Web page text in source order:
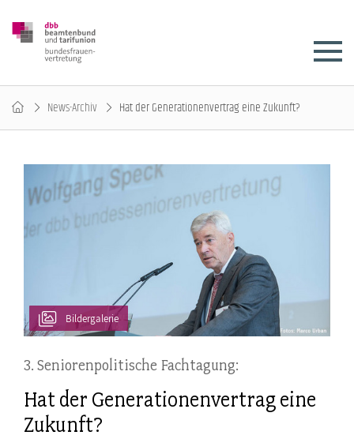
News-Archiv Hat der Generationenvertrag eine Zukunft?
Bildergalerie
3. Seniorenpolitische Fachtagung:
Hat der Generationenvertrag eine
Zukunft?